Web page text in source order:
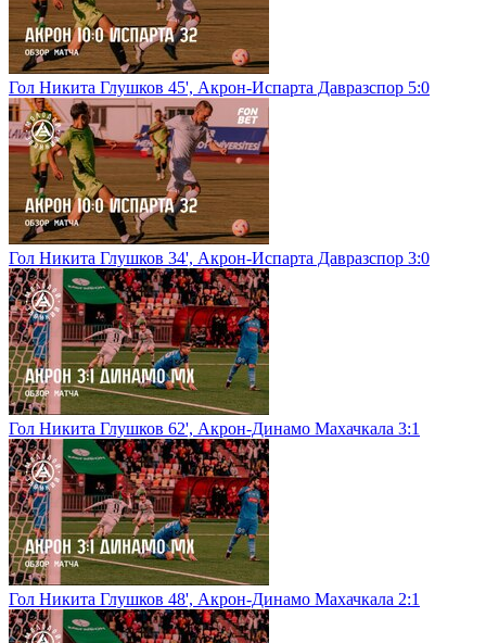
Гол Никита Глушков 45', Акрон-Испарта Давразспор 5:0
Гол Никита Глушков 34', Акрон-Испарта Давразспор 3:0
Гол Никита Глушков 62', Акрон-Динамо Махачкала 3:1
Гол Никита Глушков 48', Акрон-Динамо Махачкала 2:1